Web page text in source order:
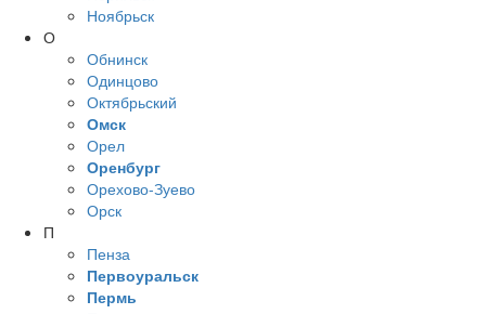
Ноябрьск
О
Обнинск
Одинцово
Октябрьский
Омск
Орел
Оренбург
Орехово-Зуево
Орск
П
Пенза
Первоуральск
Пермь